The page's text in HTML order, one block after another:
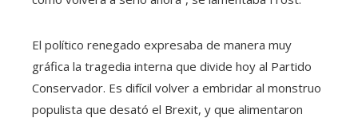
El político renegado expresaba de manera muy
gráfica la tragedia interna que divide hoy al Partido
Conservador. Es difícil volver a embridar al monstruo
populista que desató el Brexit, y que alimentaron